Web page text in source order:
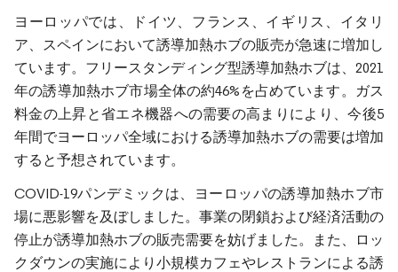
ヨーロッパでは、ドイツ、フランス、イギリス、イタリ
ア、スペインにおいて誘導加熱ホブの販売が急速に増加し
ています。フリースタンディング型誘導加熱ホブは、2021
年の誘導加熱ホブ市場全体の約46%を占めています。ガス
料金の上昇と省エネ機器への需要の高まりにより、今後5
年間でヨーロッパ全域における誘導加熱ホブの需要は増加
すると予想されています。
COVID-19パンデミックは、ヨーロッパの誘導加熱ホブ市
場に悪影響を及ぼしました。事業の閉鎖および経済活動の
停止が誘導加熱ホブの販売需要を妨げました。また、ロッ
クダウンの実施により小規模カフェやレストランによる誘